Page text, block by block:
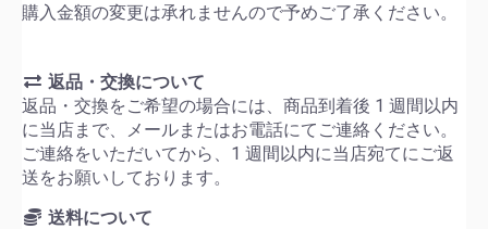
購入金額の変更は承れませんので予めご了承ください。
返品・交換について
返品・交換をご希望の場合には、商品到着後 1 週間以内
に当店まで、メールまたはお電話にてご連絡ください。
ご連絡をいただいてから、1 週間以内に当店宛てにご返
送をお願いしております。
送料について